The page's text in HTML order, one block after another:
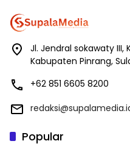
Jl. Jendral sokawaty
Kabupaten Pinrang,
+62 851 6605 8200
Popular